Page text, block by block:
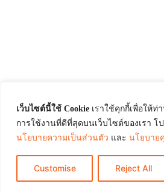
เว็บไซต์นี้ใช้ Cookie เราใช้คุกกี้เพื่อให้
การใช้งานที่ดีที่สุดบนเว็บไซต์ของเรา โ
นโยบายความเป็นส่วนตัว และ นโยบาย
Customise Reject All